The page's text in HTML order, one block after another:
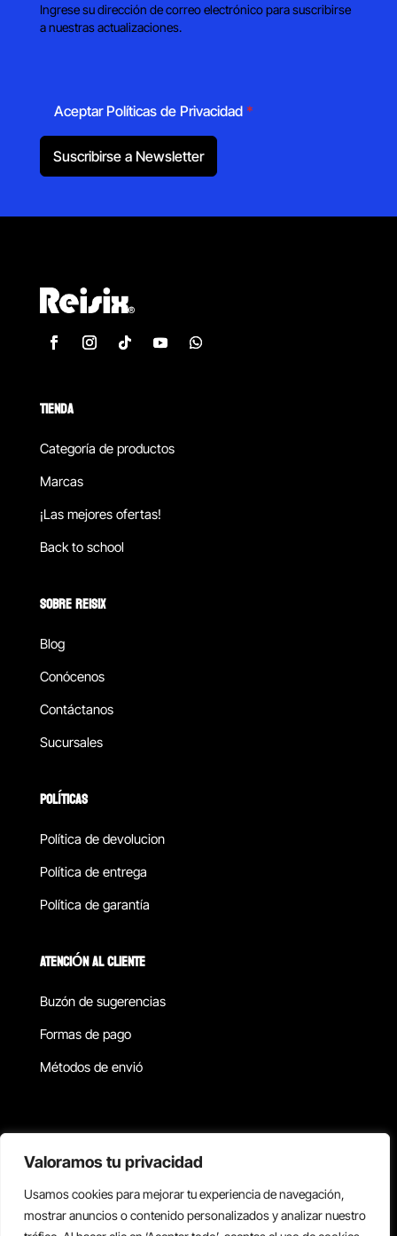
Valoramos tu privacidad
Usamos cookies para mejorar tu experiencia de navegación,
mostrar anuncios o contenido personalizados y analizar nuestro
Ingrese su dirección de correo electrónico para suscribirse
a nuestras actualizaciones.
Aceptar Políticas de Privacidad *
Suscribirse a Newsletter
TIENDA
Categoría de productos
Marcas
¡Las mejores ofertas!
Back to school
SOBRE REISIX
Blog
Conócenos
Contáctanos
Sucursales
POLÍTICAS
Política de devolucion
Política de entrega
Política de garantía
ATENCIÓN AL CLIENTE
Buzón de sugerencias
Formas de pago
Métodos de envió
Copyright © 2026 Reisix. Todos los derechos reservados.